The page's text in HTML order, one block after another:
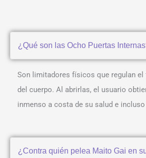
¿Qué son las Ocho Puertas
Son limitadores físicos que regulan el
del cuerpo. Al abrirlas, el usuario
inmenso a costa de su salud e incluso
¿Contra quién pelea Maito Gai en